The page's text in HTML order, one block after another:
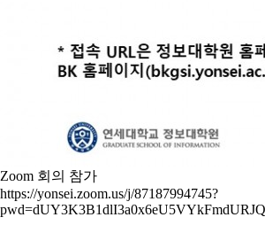
Zoom 회의 참가
https://yonsei.zoom.us/j/87187994745?